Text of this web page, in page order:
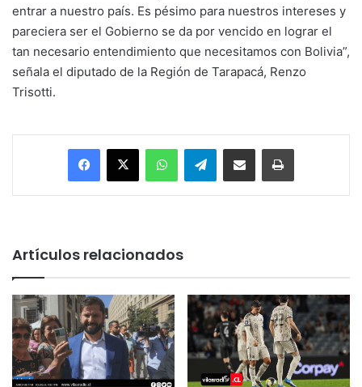
entrar a nuestro país. Es pésimo para nuestros intereses y
pareciera ser el Gobierno se da por vencido en lograr el
tan necesario entendimiento que necesitamos con Bolivia”,
señala el diputado de la Región de Tarapacá, Renzo
Trisotti.
Facebook
X WhatsAppTelegramEnviar vía email Imprimir
Artículos relacionados